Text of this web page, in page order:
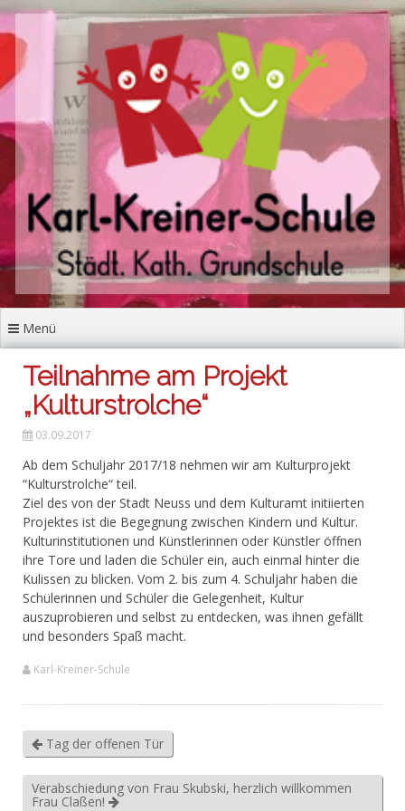
Zum
Inhalt
springen
Menü
Teilnahme am Projekt
„Kulturstrolche“
03.09.2017
Ab dem Schuljahr 2017/18 nehmen wir am Kulturprojekt
“Kulturstrolche“ teil.
Ziel des von der Stadt Neuss und dem Kulturamt initiierten
Projektes ist die Begegnung zwischen Kindern und Kultur.
Kulturinstitutionen und Künstlerinnen oder Künstler öffnen
ihre Tore und laden die Schüler ein, auch einmal hinter die
Kulissen zu blicken. Vom 2. bis zum 4. Schuljahr haben die
Schülerinnen und Schüler die Gelegenheit, Kultur
auszuprobieren und selbst zu entdecken, was ihnen gefällt
und besonders Spaß macht.
Karl-Kreiner-Schule
Tag der offenen Tür
Verabschiedung von Frau Skubski, herzlich willkommen
Frau Claßen!